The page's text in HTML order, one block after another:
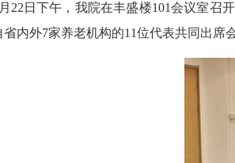
22日下午，我院在丰盛楼101会议室
内外7家养老机构的11位代表共同出席